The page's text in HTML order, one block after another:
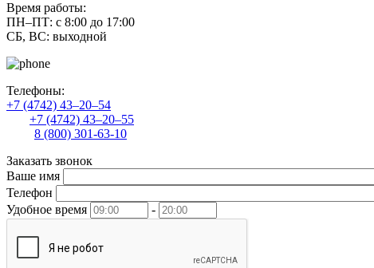
Время работы:
ПН–ПТ: с 8:00 до 17:00
СБ, ВС: выходной
Телефоны:
+7 (4742) 43–20–54
+7 (4742) 43–20–55
8 (800) 301-63-10
Заказать звонок
Ваше имя
Телефон
Удобное время
-